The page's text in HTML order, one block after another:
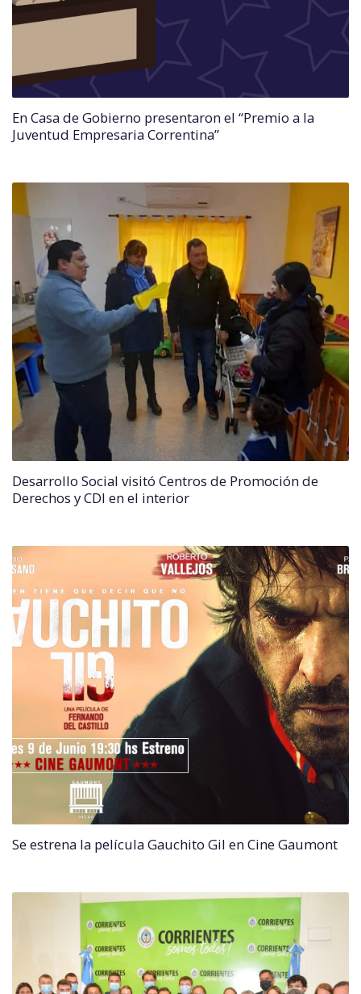
En Casa de Gobierno presentaron el “Premio a la
Juventud Empresaria Correntina”
Desarrollo Social visitó Centros de Promoción de
Derechos y CDI en el interior
Se estrena la película Gauchito Gil en Cine Gaumont